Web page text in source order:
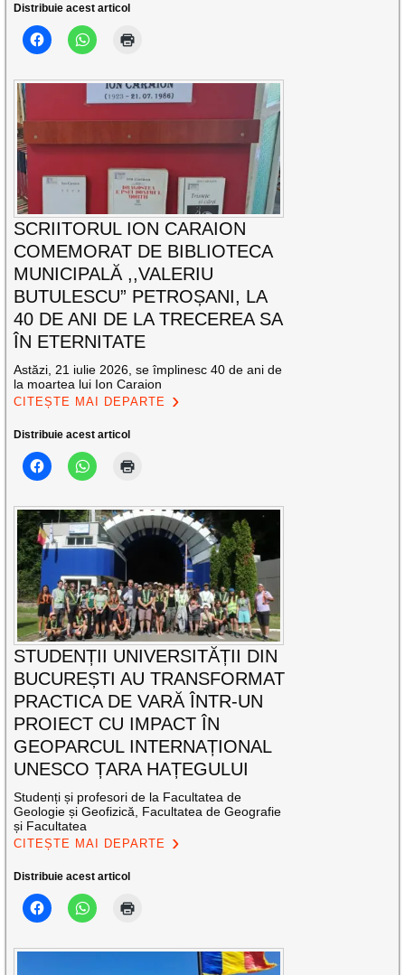
Distribuie acest articol
SCRIITORUL ION CARAION
COMEMORAT DE BIBLIOTECA
MUNICIPALĂ ,,VALERIU
BUTULESCU” PETROȘANI, LA
40 DE ANI DE LA TRECEREA SA
ÎN ETERNITATE
Astăzi, 21 iulie 2026, se împlinesc 40 de ani de
la moartea lui Ion Caraion
CITEȘTE MAI DEPARTE
Distribuie acest articol
STUDENȚII UNIVERSITĂȚII DIN
BUCUREȘTI AU TRANSFORMAT
PRACTICA DE VARĂ ÎNTR-UN
PROIECT CU IMPACT ÎN
GEOPARCUL INTERNAȚIONAL
UNESCO ȚARA HAȚEGULUI
Studenți și profesori de la Facultatea de
Geologie și Geofizică, Facultatea de Geografie
și Facultatea
CITEȘTE MAI DEPARTE
Distribuie acest articol